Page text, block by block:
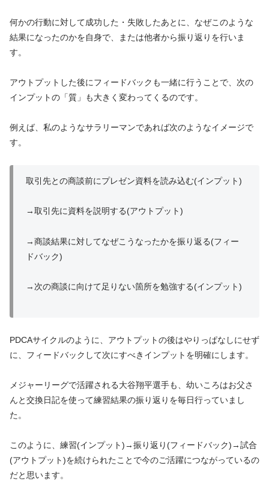
何かの行動に対して成功した・失敗したあとに、なぜこのような
結果になったのかを自身で、または他者から振り返りを行いま
す。
アウトプットした後にフィードバックも一緒に行うことで、次の
インプットの「質」も大きく変わってくるのです。
例えば、私のようなサラリーマンであれば次のようなイメージで
す。
取引先との商談前にプレゼン資料を読み込む(インプット)
→取引先に資料を説明する(アウトプット)
→商談結果に対してなぜこうなったかを振り返る(フィー
ドバック)
→次の商談に向けて足りない箇所を勉強する(インプット)
PDCAサイクルのように、アウトプットの後はやりっぱなしにせず
に、フィードバックして次にすべきインプットを明確にします。
メジャーリーグで活躍される大谷翔平選手も、幼いころはお父さ
んと交換日記を使って練習結果の振り返りを毎日行っていまし
た。
このように、練習(インプット)→振り返り(フィードバック)→試合
(アウトプット)を続けられたことで今のご活躍につながっているの
だと思います。